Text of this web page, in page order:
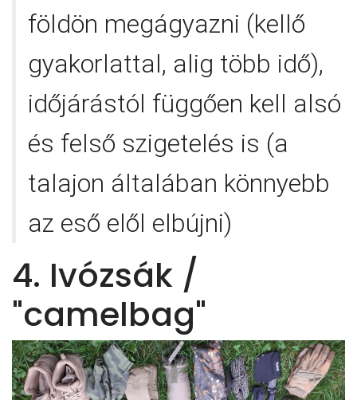
földön megágyazni (kellő
gyakorlattal, alig több idő),
időjárástól függően kell alsó
és felső szigetelés is (a
talajon általában könnyebb
az eső elől elbújni)
4. Ivózsák /
"camelbag"